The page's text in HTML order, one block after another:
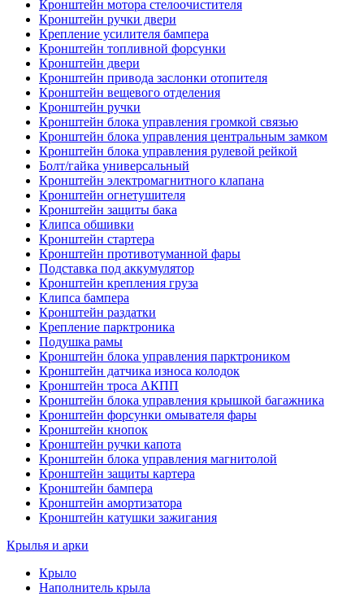
Кронштейн мотора стелоочистителя
Кронштейн ручки двери
Крепление усилителя бампера
Кронштейн топливной форсунки
Кронштейн двери
Кронштейн привода заслонки отопителя
Кронштейн вещевого отделения
Кронштейн ручки
Кронштейн блока управления громкой связью
Кронштейн блока управления центральным замком
Кронштейн блока управления рулевой рейкой
Болт/гайка универсальный
Кронштейн электромагнитного клапана
Кронштейн огнетушителя
Кронштейн защиты бака
Клипса обшивки
Кронштейн стартера
Кронштейн противотуманной фары
Подставка под аккумулятор
Кронштейн крепления груза
Клипса бампера
Кронштейн раздатки
Крепление парктроника
Подушка рамы
Кронштейн блока управления парктроником
Кронштейн датчика износа колодок
Кронштейн троса АКПП
Кронштейн блока управления крышкой багажника
Кронштейн форсунки омывателя фары
Кронштейн кнопок
Кронштейн ручки капота
Кронштейн блока управления магнитолой
Кронштейн защиты картера
Кронштейн бампера
Кронштейн амортизатора
Кронштейн катушки зажигания
Крылья и арки
Крыло
Наполнитель крыла